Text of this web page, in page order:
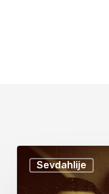
Sevdahlije